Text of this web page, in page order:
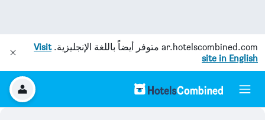
ar.hotelscombined.com متوفر أيضاً باللغة الإنجليزية.Visit
site in English